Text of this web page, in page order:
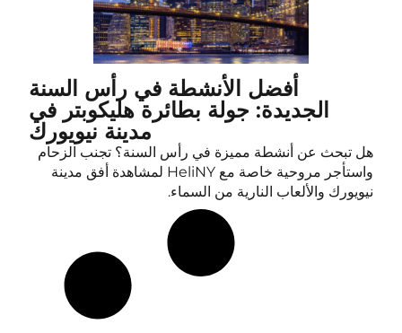
أفضل الأنشطة في رأس السنة
الجديدة: جولة بطائرة هليكوبتر في
مدينة نيويورك
هل تبحث عن أنشطة مميزة في رأس السنة؟ تجنب الزحام
واستأجر مروحية خاصة مع HeliNY لمشاهدة أفق مدينة
نيويورك والألعاب النارية من السماء.